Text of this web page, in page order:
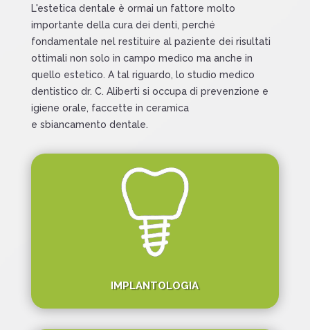
L'estetica dentale è ormai un fattore molto
importante della cura dei denti, perché
fondamentale nel restituire al paziente dei risultati
ottimali non solo in campo medico ma anche in
quello estetico. A tal riguardo, lo studio medico
dentistico dr. C. Aliberti si occupa di prevenzione e
igiene orale, faccette in ceramica
e sbiancamento dentale.
IMPLANTOLOGIA